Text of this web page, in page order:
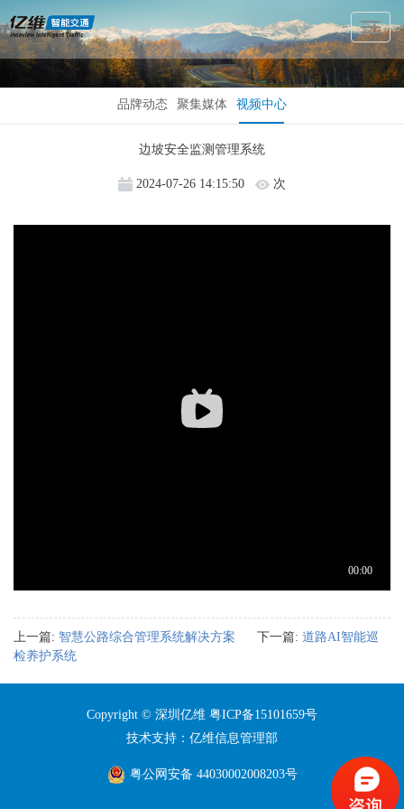
Toggle
品牌动态 聚集媒体 视频中心
边坡安全监测管理系统
2024-07-26 14:15:50 次
上一篇: 智慧公路综合管理系统解决方案 下一篇: 道路AI智能巡
检养护系统
Copyright © 深圳亿维 粤ICP备15101659号
技术支持：亿维信息管理部
粤公网安备 44030002008203号